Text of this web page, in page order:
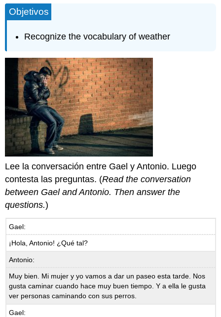
Objetivos
Recognize the vocabulary of weather
Lee la conversación entre Gael y Antonio. Luego
contesta las preguntas. (Read the conversation
between Gael and Antonio. Then answer the
questions.)
Gael:
¡Hola, Antonio! ¿Qué tal?
Antonio:
Muy bien. Mi mujer y yo vamos a dar un paseo esta tarde. Nos
gusta caminar cuando hace muy buen tiempo. Y a ella le gusta
ver personas caminando con sus perros.
Gael: